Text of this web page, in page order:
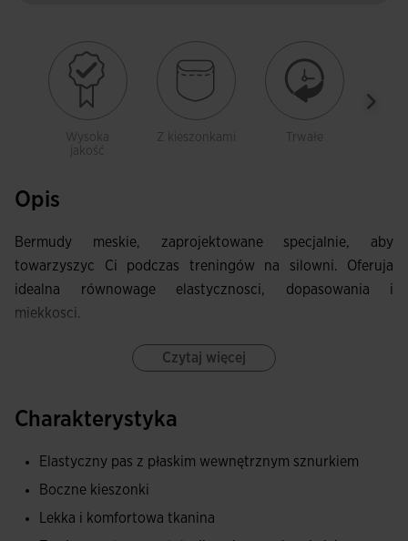
Wysoka
jakość
Z kieszonkami Trwałe
Opis
Bermudy meskie, zaprojektowane specjalnie, aby
towarzyszyc Ci podczas treningów na silowni. Oferuja
idealna równowage elastycznosci, dopasowania i
miekkosci.
Posiadaja boczne rozciecia sprzyjajace swobodzie ruchów
Laserowo ciete perforacje w strategicznych strefach
zwiekszajac komfort podczas aktywnosci.
Zawieraja praktyczna boczna kieszen bez zamka, idealna
Czytaj więcej
Charakterystyka
Elastyczny pas z płaskim wewnętrznym sznurkiem
Boczne kieszonki
Lekka i komfortowa tkanina